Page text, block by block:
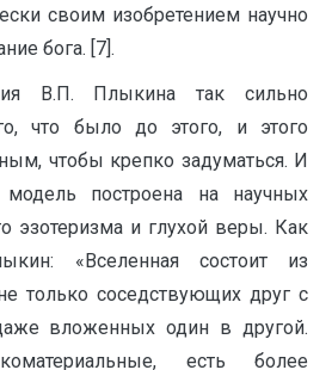
своим изобретением научно
бога. [7].
В.П. Плыкина так сильно
что было до этого, и этого
чтобы крепко задуматься. И
модель построена на научных
эзотеризма и глухой веры. Как
«Вселенная состоит из
только соседствующих друг с
вложенных один в другой.
есть более